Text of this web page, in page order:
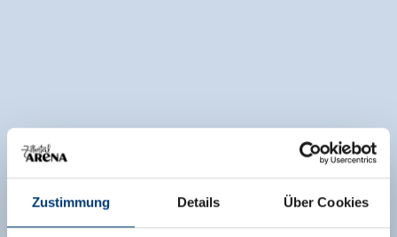
Zustimmung Details Über Cookies